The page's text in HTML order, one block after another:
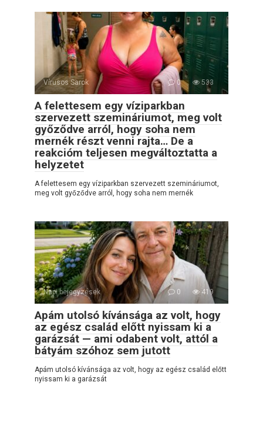
Vírusos Sarok 0 533
A felettesem egy víziparkban
szervezett szemináriumot, meg volt
győződve arról, hogy soha nem
mernék részt venni rajta… De a
reakcióm teljesen megváltoztatta a
helyzetet
A felettesem egy víziparkban szervezett szemináriumot,
meg volt győződve arról, hogy soha nem mernék
Napi bejegyzések 0 419
Apám utolsó kívánsága az volt, hogy
az egész család előtt nyissam ki a
garázsát — ami odabent volt, attól a
bátyám szóhoz sem jutott
Apám utolsó kívánsága az volt, hogy az egész család előtt
nyissam ki a garázsát